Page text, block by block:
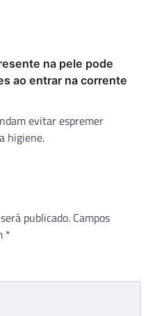
na pele pode
ao entrar na corrente
evitar espremer
higiene.
publicado. Campos
*